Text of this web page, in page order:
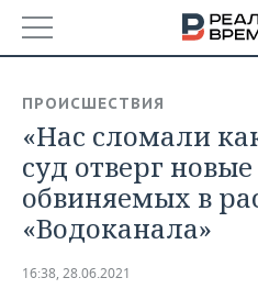
БАШКОРТОСТАН
ТАТАРСТАН
УДМУРТИЯ
НОВОСТИ
АНАЛИТИКА
НОВОСТИ АНАЛИТИКИ
ДЕКЛАРАЦИИ О ДОХОДАХ
ЭКОНОМИКА
НОВОСТИ ЭКОНОМИКИ
ПРОМЫШЛЕННОСТЬ
ПРОИСШЕСТВИЯ
«Нас сломали
суд отверг
обвиняемых в
«Водоканала»
16:38, 28.06.2021